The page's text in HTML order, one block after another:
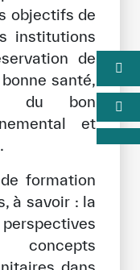
objectifs de
institutions
de
santé,
du bon
et
formation
à savoir : la